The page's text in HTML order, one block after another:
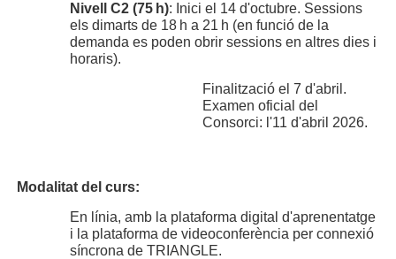
Nivell C2 (75 h): Inici el 14 d'octubre. Sessions
els dimarts de 18 h a 21 h (en funció de la
demanda es poden obrir sessions en altres dies i
horaris).
Finalització el 7 d'abril.
Examen oficial del
Consorci: l'11 d'abril 2026.
Modalitat del curs:
En línia, amb la plataforma digital d'aprenentatge
i la plataforma de videoconferència per connexió
síncrona de TRIANGLE.